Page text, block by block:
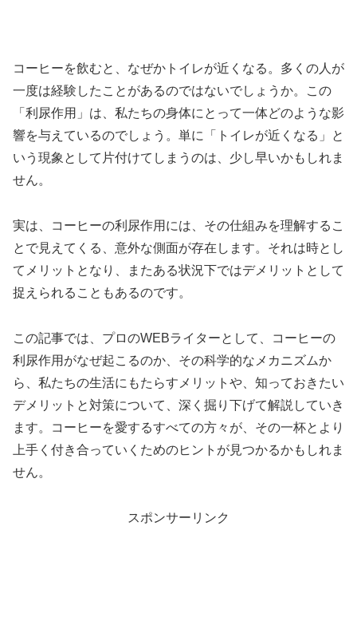
コーヒーを飲むと、なぜかトイレが近くなる。多くの人が
一度は経験したことがあるのではないでしょうか。この
「利尿作用」は、私たちの身体にとって一体どのような影
響を与えているのでしょう。単に「トイレが近くなる」と
いう現象として片付けてしまうのは、少し早いかもしれま
せん。
実は、コーヒーの利尿作用には、その仕組みを理解するこ
とで見えてくる、意外な側面が存在します。それは時とし
てメリットとなり、またある状況下ではデメリットとして
捉えられることもあるのです。
この記事では、プロのWEBライターとして、コーヒーの
利尿作用がなぜ起こるのか、その科学的なメカニズムか
ら、私たちの生活にもたらすメリットや、知っておきたい
デメリットと対策について、深く掘り下げて解説していき
ます。コーヒーを愛するすべての方々が、その一杯とより
上手く付き合っていくためのヒントが見つかるかもしれま
せん。
スポンサーリンク